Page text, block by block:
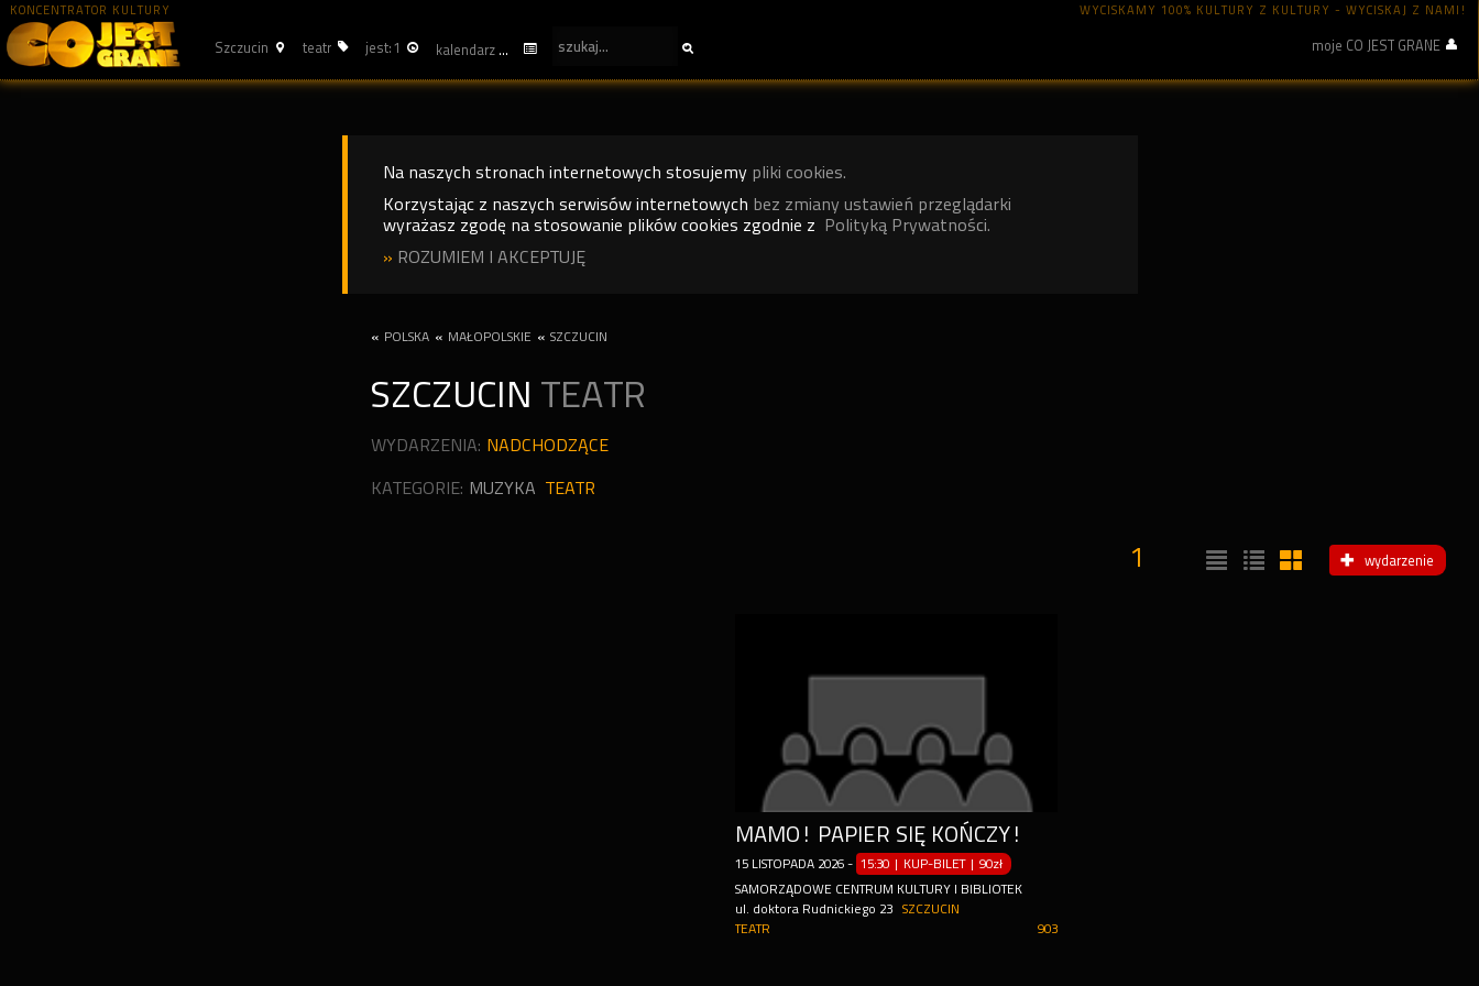
KONCENTRATOR KULTURY WYCISKAMY 100% KULTURY Z KULTURY - WYCISKAJ Z NAMI!
Szczucin teatr jest: 1 kalendarz moje CO JEST GRANE
Na naszych stronach internetowych stosujemy pliki cookies.
Korzystając z naszych serwisów internetowych bez zmiany ustawień przeglądarki
wyrażasz zgodę na stosowanie plików cookies zgodnie z Polityką Prywatności.
» ROZUMIEM I AKCEPTUJĘ
« POLSKA « MAŁOPOLSKIE « SZCZUCIN
SZCZUCIN TEATR
WYDARZENIA: NADCHODZĄCE
KATEGORIE: MUZYKA TEATR
wydarzenie
1
MAMO! PAPIER SIĘ KOŃCZY!
15 LISTOPADA 2026 - 15:30 | KUP-BILET | 90zł
SAMORZĄDOWE CENTRUM KULTURY I BIBLIOTEK
ul. doktora Rudnickiego 23
SZCZUCIN
903
TEATR